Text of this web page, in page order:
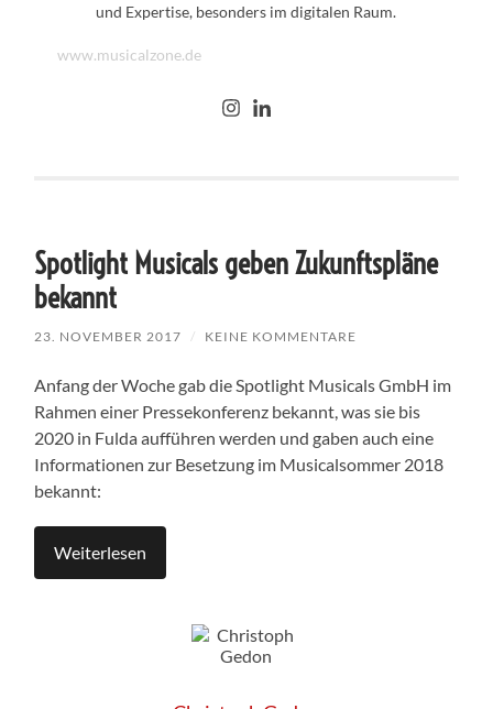
und Expertise, besonders im digitalen Raum.
www.musicalzone.de
Spotlight Musicals geben Zukunftspläne
bekannt
23. NOVEMBER 2017 / KEINE KOMMENTARE
Anfang der Woche gab die Spotlight Musicals GmbH im
Rahmen einer Pressekonferenz bekannt, was sie bis
2020 in Fulda aufführen werden und gaben auch eine
Informationen zur Besetzung im Musicalsommer 2018
bekannt:
Weiterlesen